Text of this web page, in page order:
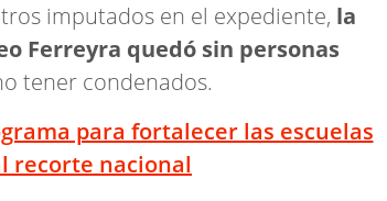
imputados en el expediente, la
Ferreyra quedó sin personas
tener condenados.
para fortalecer las escuelas
recorte nacional